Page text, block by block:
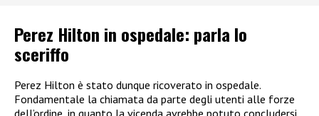
Perez Hilton in ospedale: parla lo
sceriffo
Perez Hilton è stato dunque ricoverato in ospedale.
Fondamentale la chiamata da parte degli utenti alle forze